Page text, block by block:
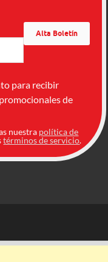
para recibir
de
nuestra política de
términos de servicio.